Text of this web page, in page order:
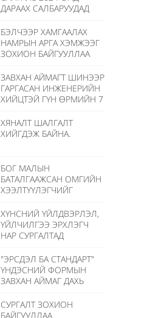
АВЧ ЭХЭЛЛЭЭ
ДАРААХ САЛБАРУУДАД
ОЛГОНО
БЭЛЧЭЭР ХАМГААЛАХ
НАМРЫН АРГА ХЭМЖЭЭГ
ЗОХИОН БАЙГУУЛЛАА
ЗАВХАН АЙМАГТ ШИНЭЭР
ГАРГАСАН ИНЖЕНЕРИЙН
ХИЙЦТЭЙ ГҮН ӨРМИЙН 7
ХЯНАЛТ ШАЛГАЛТ
ХИЙГДЭЖ БАЙНА.
БОГ МАЛЫН
БАТАЛГААЖСАН ОМГИЙН
ХЭЭЛТҮҮЛЭГЧИЙГ
ХИЙХ АЖЛЫГ ЗОХИОН
БАЙГУУЛЛАА.
ХҮНСНИЙ ҮЙЛДВЭРЛЭЛ,
ҮЙЛЧИЛГЭЭ ЭРХЛЭГЧ
НАР СУРГАЛТАД
"ЭРСДЭЛ БА СТАНДАРТ"
ҮНДЭСНИЙ ФОРМЫН
ЗАВХАН АЙМАГ ДАХЬ
ОРОЛЦЛОО.
СУРГАЛТ ЗОХИОН
БАЙГУУЛЛАА